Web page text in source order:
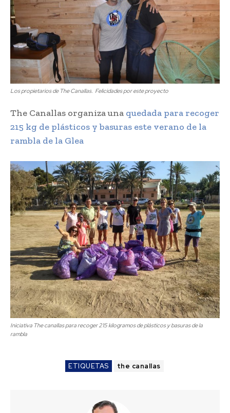
Los propietarios de The Canallas. Felicidades por este proyecto
The Canallas organiza una quedada para recoger
215 kg de plásticos y basuras este verano de la
rambla de la Glea
Iniciativa The canallas para recoger 215 kilogramos de plásticos y basuras de la
rambla
ETIQUETAS the canallas